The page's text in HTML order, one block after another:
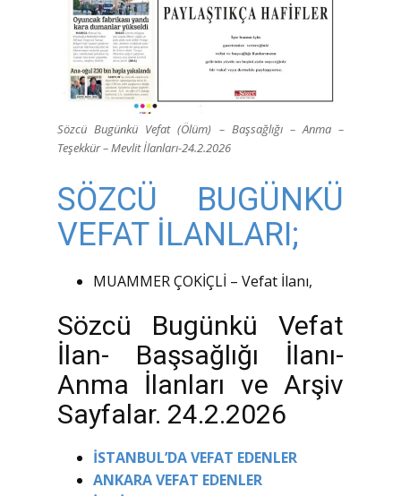
Sözcü Bugünkü Vefat (Ölüm) – Başsağlığı – Anma –
Teşekkür – Mevlit İlanları-24.2.2026
SÖZCÜ BUGÜNKÜ
VEFAT İLANLARI;
MUAMMER ÇOKİÇLİ – Vefat İlanı,
Sözcü Bugünkü Vefat
İlan- Başsağlığı İlanı-
Anma İlanları ve Arşiv
Sayfalar. 24.2.2026
İSTANBUL’DA VEFAT EDENLER
ANKARA VEFAT EDENLER